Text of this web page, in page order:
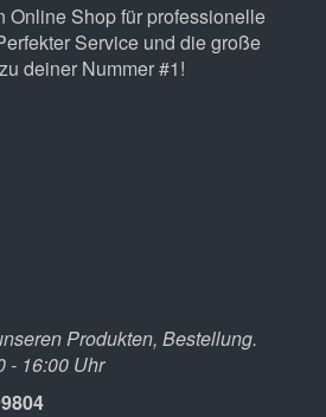
Online Shop für professionelle
Service und die große
deiner Nummer #1!
Produkten, Bestellung.
- 16:00 Uhr